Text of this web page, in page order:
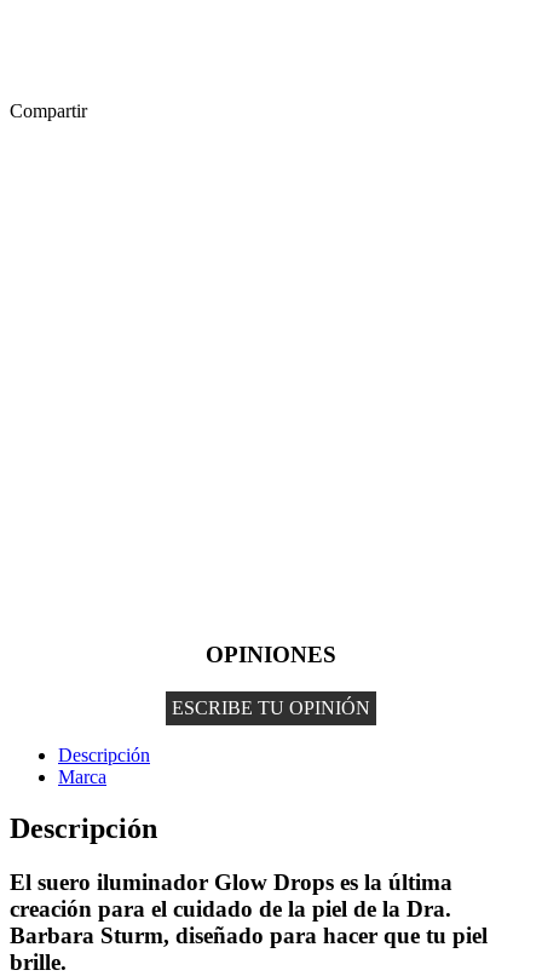
Compartir
OPINIONES
ESCRIBE TU OPINIÓN
Descripción
Marca
Descripción
El suero iluminador Glow Drops es la última
creación para el cuidado de la piel de la Dra.
Barbara Sturm, diseñado para hacer que tu piel
brille.